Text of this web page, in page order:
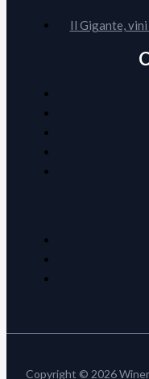
Il Gigante,
Copyright © 2026